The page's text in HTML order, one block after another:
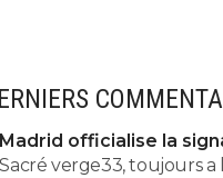
Madrid officialise la
Diomande, le plus gros
Sacré verge33, toujours